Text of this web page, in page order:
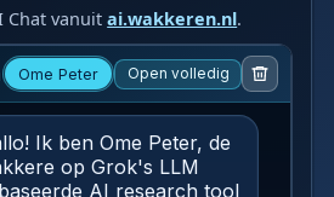
Chat vanuitai.wakkeren.nl.